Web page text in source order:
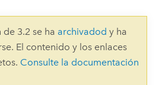
3.2 se ha archivadod y ha
El contenido y los enlaces
Consulte la documentación